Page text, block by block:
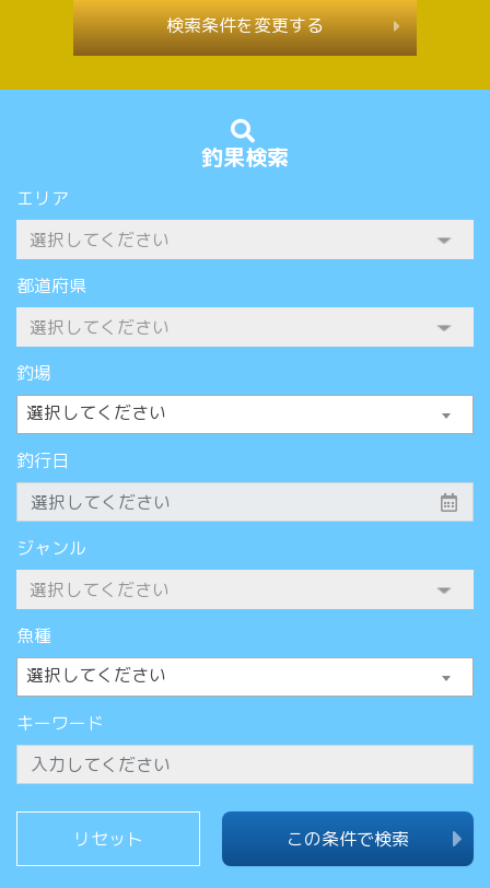
釣果検索
エリア
都道府県
釣場
選択してください
釣行日
ジャンル
魚種
選択してください
キーワード
この条件で検索
検索条件を変更する